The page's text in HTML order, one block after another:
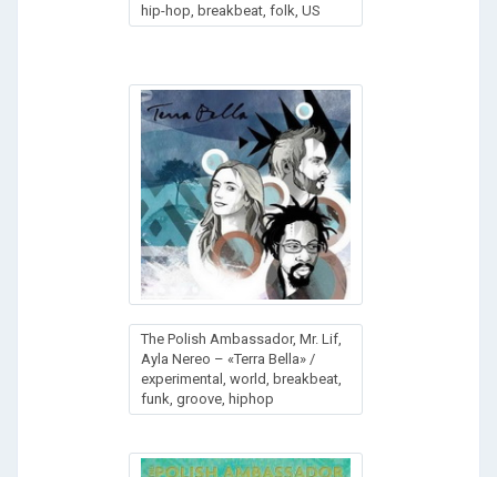
hip-hop, breakbeat, folk, US
The Polish Ambassador, Mr. Lif,
Ayla Nereo – «Terra Bella» /
experimental, world, breakbeat,
funk, groove, hiphop